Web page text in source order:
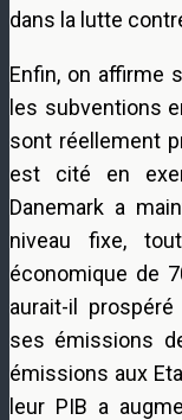
dans la lutte
Enfin, on affirme
les subventions
sont réellement
est cité en
Danemark a
niveau fixe,
économique de
aurait-il prospéré
ses émissions
émissions aux
leur PIB a